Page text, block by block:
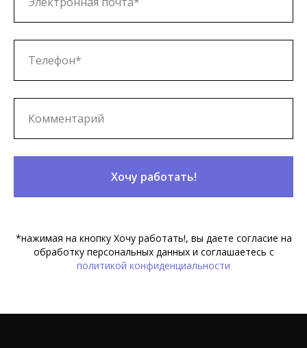
Хочу работать!
*нажимая на кнопку Хочу работать!, вы даете согласие на
обработку персональных данных и соглашаетесь c
политикой конфиденциальности